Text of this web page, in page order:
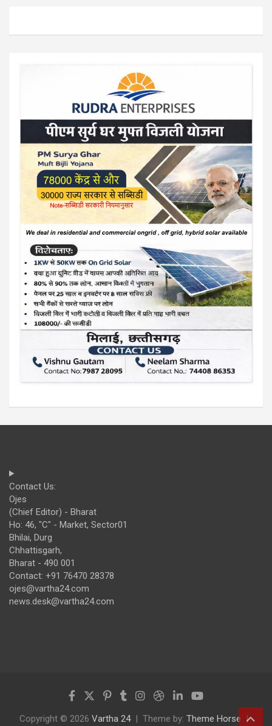
Contact Us:
Ojes
(Chief Editor) - Bharat
Ho: 46, "C" - Market, Sector01
Bhilai, Durg
Chhattisgarh,
Bharat - 490 001
Contact: +91 76470 28378
ojes@vartha24.com
news.desk@vartha24.com
Copyright © 2026 Vartha 24 Theme by: Theme Horse